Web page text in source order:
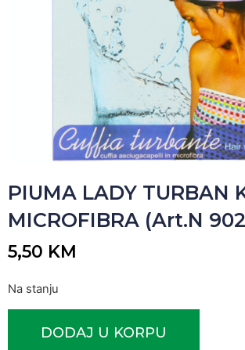
PIUMA LADY TURBAN
MICROFIBRA (Art.N
5,50 KM
Na stanju
DODAJ U KORPU